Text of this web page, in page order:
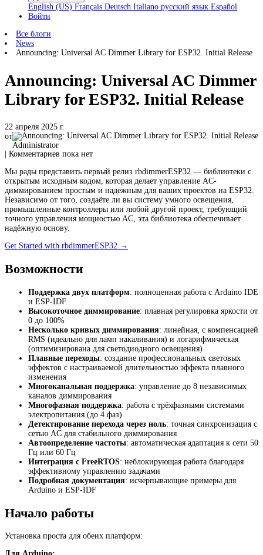
English (US) Français Deutsch Italiano русский язык Español
Войти
Все блоги
News
Announcing: Universal AC Dimmer Library for ESP32. Initial Release
Announcing: Universal AC Dimmer
Library for ESP32. Initial Release
22 апреля 2025 г.
от
Administrator
| Комментариев пока нет
Мы рады представить первый релиз rbdimmerESP32 — библиотеки с
открытым исходным кодом, которая делает управление AC-
диммированием простым и надёжным для ваших проектов на ESP32.
Независимо от того, создаёте ли вы систему умного освещения,
промышленные контроллеры или любой другой проект, требующий
точного управления мощностью AC, эта библиотека обеспечивает
надёжную основу.
Get Started with rbdimmerESP32 →
Возможности
Поддержка двух платформ: полноценная работа с Arduino IDE
и ESP-IDF
Высокоточное диммирование: плавная регулировка яркости от
0 до 100%
Несколько кривых диммирования: линейная, с компенсацией
RMS (идеально для ламп накаливания) и логарифмическая
(оптимизирована для светодиодного освещения)
Плавные переходы: создание профессиональных световых
эффектов с настраиваемой длительностью эффекта плавного
изменения
Многоканальная поддержка: управление до 8 независимых
каналов диммирования
Многофазная поддержка: работа с трёхфазными системами
электропитания (до 4 фаз)
Детектирование перехода через ноль: точная синхронизация с
сетью AC для стабильного диммирования
Автоопределение частоты: автоматическая адаптация к сети 50
Гц или 60 Гц
Интеграция с FreeRTOS: неблокирующая работа благодаря
эффективному управлению задачами
Подробная документация: исчерпывающие примеры для
Arduino и ESP-IDF
Начало работы
Установка проста для обеих платформ: